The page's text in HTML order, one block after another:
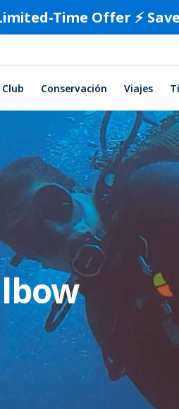
Time Offer ⚡️
Club Conservación Viajes